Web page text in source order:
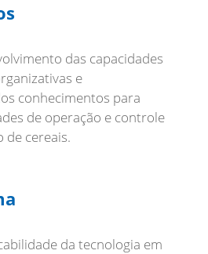
das capacidades
e
conhecimentos para
de operação e controle
de cereais.
da tecnologia em